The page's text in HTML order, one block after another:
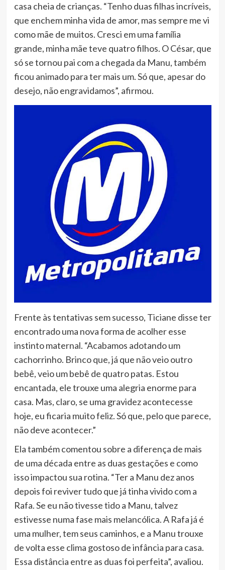
casa cheia de crianças. “Tenho duas filhas incríveis,
que enchem minha vida de amor, mas sempre me vi
como mãe de muitos. Cresci em uma família
grande, minha mãe teve quatro filhos. O César, que
só se tornou pai com a chegada da Manu, também
ficou animado para ter mais um. Só que, apesar do
desejo, não engravidamos”, afirmou.
Frente às tentativas sem sucesso, Ticiane disse ter
encontrado uma nova forma de acolher esse
instinto maternal. “Acabamos adotando um
cachorrinho. Brinco que, já que não veio outro
bebê, veio um bebê de quatro patas. Estou
encantada, ele trouxe uma alegria enorme para
casa. Mas, claro, se uma gravidez acontecesse
hoje, eu ficaria muito feliz. Só que, pelo que parece,
não deve acontecer.”
Ela também comentou sobre a diferença de mais
de uma década entre as duas gestações e como
isso impactou sua rotina. “Ter a Manu dez anos
depois foi reviver tudo que já tinha vivido com a
Rafa. Se eu não tivesse tido a Manu, talvez
estivesse numa fase mais melancólica. A Rafa já é
uma mulher, tem seus caminhos, e a Manu trouxe
de volta esse clima gostoso de infância para casa.
Essa distância entre as duas foi perfeita”, avaliou.